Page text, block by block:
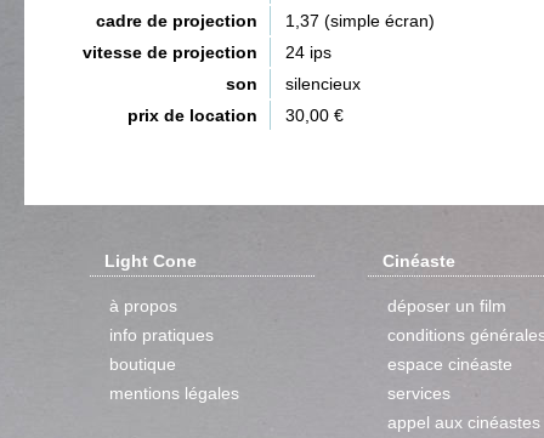
cadre de projection
1,37 (simple écran)
vitesse de projection
24 ips
son
silencieux
prix de location
30,00 €
Light Cone
à propos
info pratiques
boutique
mentions légales
Cinéaste
déposer un film
conditions
espace cinéaste
services
appel aux cinéastes